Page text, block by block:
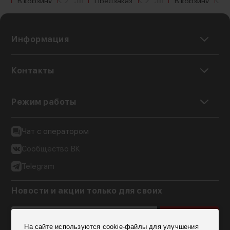
7800 мАч, поэтому обеспечивает длительную
осветители, мониторы и любое другое
Информация
Контакты
Режим работы
Чат с оператором
Сообщество ВК
Telegram
Новости и акции только для своих
На сайте используются cookie-файлы для улучшения